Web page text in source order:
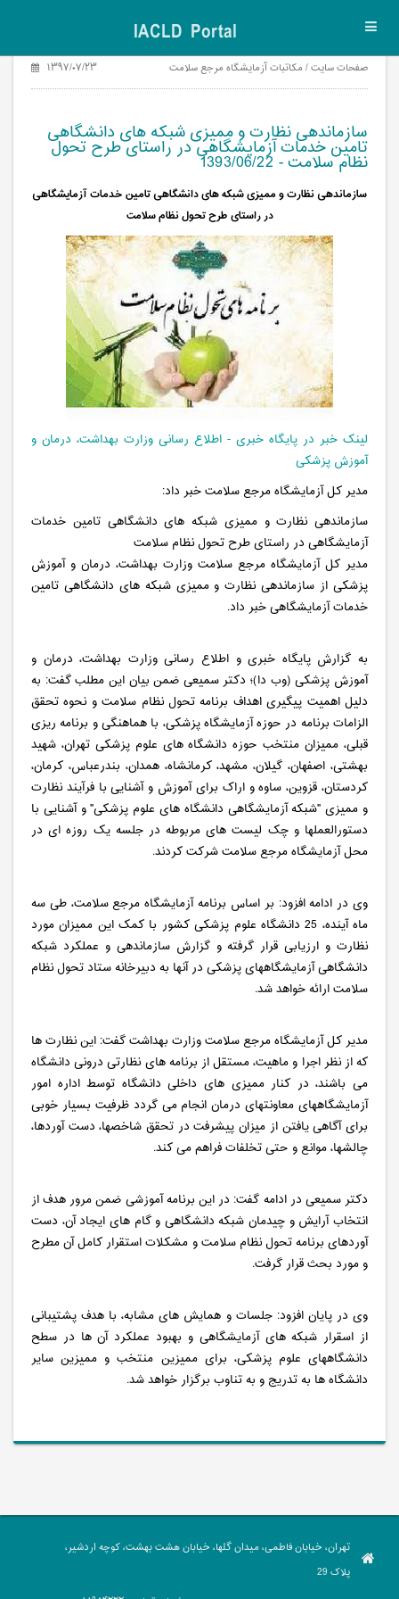
IACLD Portal
صفحات سایت / مکاتبات آزمایشگاه مرجع سلامت ۱۳۹۷/۰۷/۲۳
سازماندهی نظارت و ممیزی شبکه های دانشگاهی
تامین خدمات آزمایشگاهی در راستای طرح تحول
نظام سلامت - 1393/06/22
سازماندهی نظارت و ممیزی شبکه های دانشگاهی تامین خدمات آزمایشگاهی
در راستای طرح تحول نظام سلامت
لینک خبر در پایگاه خبری - اطلاع رسانی وزارت بهداشت، درمان و
آموزش پزشکی
مدیر کل آزمایشگاه مرجع سلامت خبر داد:
سازماندهی نظارت و ممیزی شبکه های دانشگاهی تامین خدمات
آزمایشگاهی در راستای طرح تحول نظام سلامت
مدیر کل آزمایشگاه مرجع سلامت وزارت بهداشت، درمان و آموزش
پزشکی از سازماندهی نظارت و ممیزی شبکه های دانشگاهی تامین
خدمات آزمایشگاهی خبر داد.
به گزارش پایگاه خبری و اطلاع رسانی وزارت بهداشت، درمان و
آموزش پزشکی (وب دا)؛ دکتر سمیعی ضمن بیان این مطلب گفت: به
دلیل اهمیت پیگیری اهداف برنامه تحول نظام سلامت و نحوه تحقق
الزامات برنامه در حوزه آزمایشگاه پزشکی، با هماهنگی و برنامه ریزی
قبلی، ممیزان منتخب حوزه دانشگاه های علوم پزشکی تهران، شهید
بهشتی، اصفهان، گیلان، مشهد، کرمانشاه، همدان، بندرعباس، کرمان،
کردستان، قزوین، ساوه و اراک برای آموزش و آشنایی با فرآیند نظارت
و ممیزی "شبکه آزمایشگاهی دانشگاه های علوم پزشکی" و آشنایی با
دستورالعملها و چک لیست های مربوطه در جلسه یک روزه ای در
محل آزمایشگاه مرجع سلامت شرکت کردند.
وی در ادامه افزود: بر اساس برنامه آزمایشگاه مرجع سلامت، طی سه
ماه آینده، 25 دانشگاه علوم پزشکی کشور با کمک این ممیزان مورد
نظارت و ارزیابی قرار گرفته و گزارش سازماندهی و عملکرد شبکه
دانشگاهی آزمایشگاههای پزشکی در آنها به دبیرخانه ستاد تحول نظام
سلامت ارائه خواهد شد.
مدیر کل آزمایشگاه مرجع سلامت وزارت بهداشت گفت: این نظارت ها
که از نظر اجرا و ماهیت، مستقل از برنامه های نظارتی درونی دانشگاه
می باشند، در کنار ممیزی های داخلی دانشگاه توسط اداره امور
آزمایشگاههای معاونتهای درمان انجام می گردد ظرفیت بسیار خوبی
برای آگاهی یافتن از میزان پیشرفت در تحقق شاخصها، دست آوردها،
چالشها، موانع و حتی تخلفات فراهم می کند.
دکتر سمیعی در ادامه گفت: در این برنامه آموزشی ضمن مرور هدف از
انتخاب آرایش و چیدمان شبکه دانشگاهی و گام های ایجاد آن، دست
آوردهای برنامه تحول نظام سلامت و مشکلات استقرار کامل آن مطرح
و مورد بحث قرار گرفت.
وی در پایان افزود: جلسات و همایش های مشابه، با هدف پشتیبانی
از اسقرار شبکه های آزمایشگاهی و بهبود عملکرد آن ها در سطح
دانشگاههای علوم پزشکی، برای ممیزین منتخب و ممیزین سایر
دانشگاه ها به تدریج و به تناوب برگزار خواهد شد.
تهران، خیابان فاطمی، میدان گلها، خیابان هشت بهشت، کوچه اردشیر،
پلاک 29